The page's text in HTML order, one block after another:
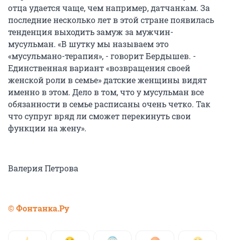
отца удается чаще, чем например, датчанкам. За
последние несколько лет в этой стране появилась
тенденция выходить замуж за мужчин-
мусульман. «В шутку мы называем это
«мусульмано-терапия», - говорит Бердышев. -
Единственная вариант «возвращения своей
женской роли в семье» датские женщины видят
именно в этом. Дело в том, что у мусульман все
обязанности в семье расписаны очень четко. Так
что супруг вряд ли сможет перекинуть свои
функции на жену».
Валерия Петрова
© Фонтанка.Ру